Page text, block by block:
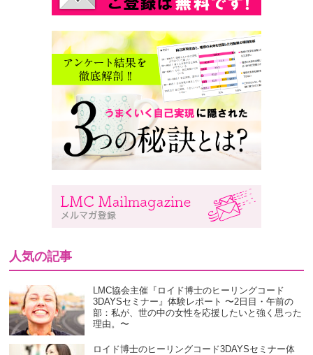
人気の記事
LMC協会主催『ロイド博士のヒーリングコード
3DAYSセミナー』体験レポート 〜2日目・午前の
部：私が、世の中の女性を応援したいと強く思った
理由。〜
ロイド博士のヒーリングコード3DAYSセミナー体